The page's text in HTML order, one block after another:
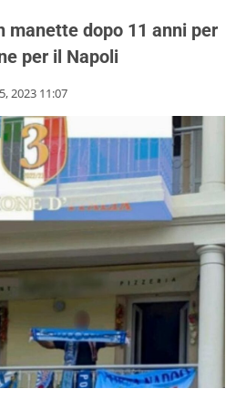
manette dopo 11 anni per
per il Napoli
2023 11:07